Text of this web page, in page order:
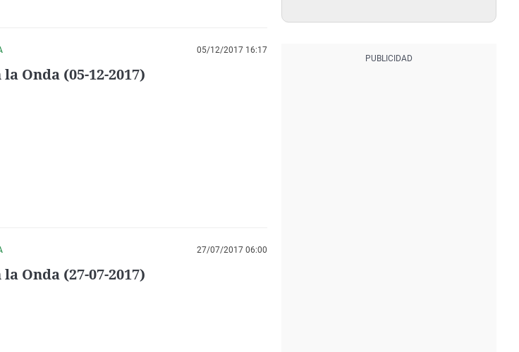
05/12/2017 16:17
Onda (05-12-2017)
27/07/2017 06:00
Onda (27-07-2017)